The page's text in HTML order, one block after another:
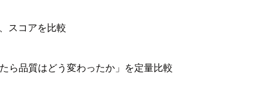
スコアを比較
ら品質はどう変わったか」を定量比較